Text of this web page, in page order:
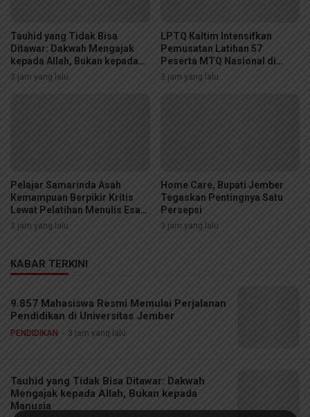
Tauhid yang Tidak Bisa
Ditawar: Dakwah Mengajak
kepada Allah, Bukan kepada
Manusia
3 jam yang lalu
LPTQ Kaltim Intensifkan
Pemusatan Latihan 57
Peserta MTQ Nasional di
Jakarta, Siap Pertahankan
3 jam yang lalu
Pelajar Samarinda Asah
Kemampuan Berpikir Kritis
Lewat Pelatihan Menulis Esai
“Pena Pemimpin Muda”
3 jam yang lalu
Home Care, Bupati Jember
Tegaskan Pentingnya Satu
Persepsi
3 jam yang lalu
KABAR TERKINI
9.857 Mahasiswa Resmi Memulai Perjalanan
Pendidikan di Universitas Jember
PENDIDIKAN 3 jam yang lalu
Tauhid yang Tidak Bisa Ditawar: Dakwah
Mengajak kepada Allah, Bukan kepada
Manusia